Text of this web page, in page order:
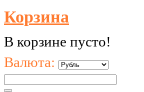
Корзина
В корзине пусто!
Валюта: